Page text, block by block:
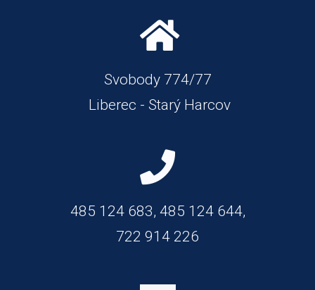
Svobody 774/77
Liberec - Starý Harcov
485 124 683, 485 124 644,
722 914 226